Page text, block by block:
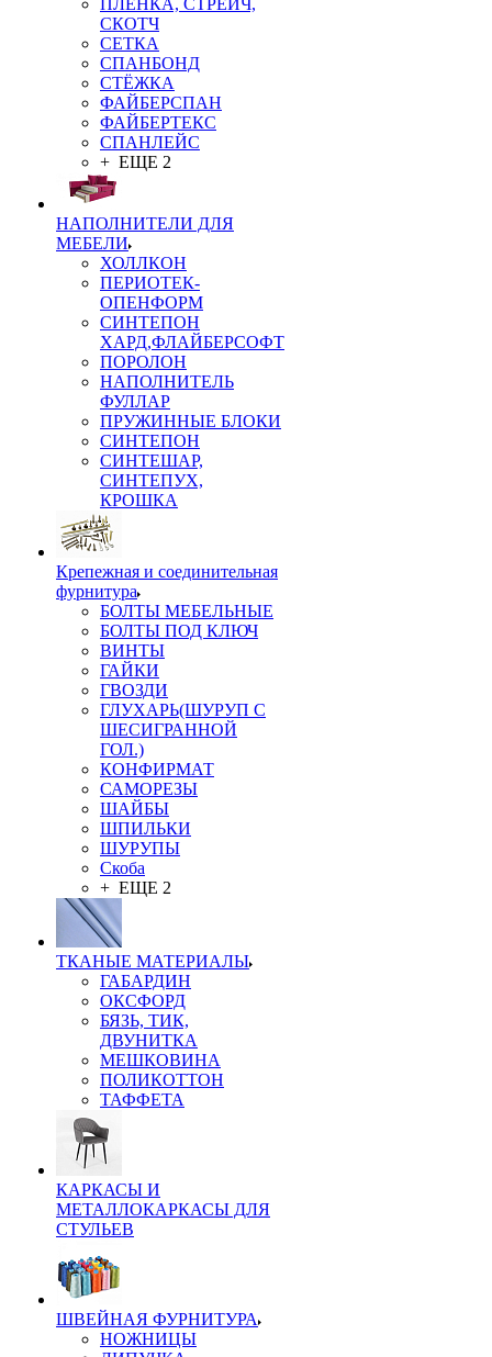
ПЛЁНКА, СТРЕЙЧ,
СКОТЧ
СЕТКА
СПАНБОНД
СТЁЖКА
ФАЙБЕРСПАН
ФАЙБЕРТЕКС
СПАНЛЕЙС
+ ЕЩЕ 2
НАПОЛНИТЕЛИ ДЛЯ
МЕБЕЛИ
ХОЛЛКОН
ПЕРИОТЕК-
ОПЕНФОРМ
СИНТЕПОН
ХАРД,ФЛАЙБЕРСОФТ
ПОРОЛОН
НАПОЛНИТЕЛЬ
ФУЛЛАР
ПРУЖИННЫЕ БЛОКИ
СИНТЕПОН
СИНТЕШАР,
СИНТЕПУХ,
КРОШКА
Крепежная и соединительная
фурнитура
БОЛТЫ МЕБЕЛЬНЫЕ
БОЛТЫ ПОД КЛЮЧ
ВИНТЫ
ГАЙКИ
ГВОЗДИ
ГЛУХАРЬ(ШУРУП С
ШЕСИГРАННОЙ
ГОЛ.)
КОНФИРМАТ
САМОРЕЗЫ
ШАЙБЫ
ШПИЛЬКИ
ШУРУПЫ
Скоба
+ ЕЩЕ 2
ТКАНЫЕ МАТЕРИАЛЫ
ГАБАРДИН
ОКСФОРД
БЯЗЬ, ТИК,
ДВУНИТКА
МЕШКОВИНА
ПОЛИКОТТОН
ТАФФЕТА
КАРКАСЫ И
МЕТАЛЛОКАРКАСЫ ДЛЯ
СТУЛЬЕВ
ШВЕЙНАЯ ФУРНИТУРА
НОЖНИЦЫ